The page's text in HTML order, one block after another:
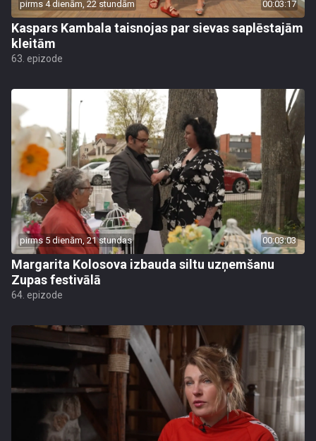
pirms 4 dienām, 22 stundām 00:03:17
Kaspars Kambala taisnojas par sievas saplēstajām
kleitām
63. epizode
pirms 5 dienām, 21 stundas 00:03:03
Margarita Kolosova izbauda siltu uzņemšanu
Zupas festivālā
64. epizode